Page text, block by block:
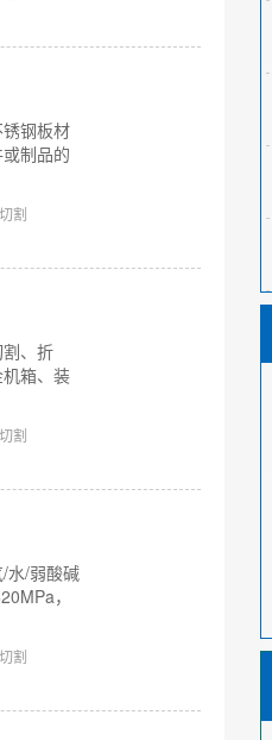
钢板材
制品的
割
、折
箱、装
割
水/弱酸碱
，
割